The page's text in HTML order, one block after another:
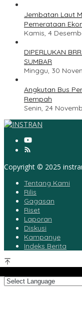
Jembatan Laut
Pemerataan
Kamis, 4
DIPERLUKAN
SUMBAR
Minggu, 30
Angkutan Bus
Rempah
Senin, 24
Copyright © 2025
Tentang Kami
Rilis
Gagasan
Riset
Laporan
Diskusi
Kampanye
Indeks Berita